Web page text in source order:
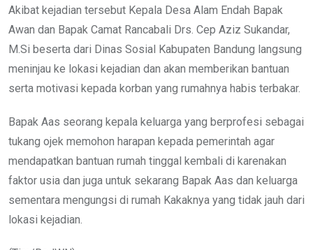
Akibat kejadian tersebut Kepala Desa Alam Endah Bapak
Awan dan Bapak Camat Rancabali Drs. Cep Aziz Sukandar,
M.Si beserta dari Dinas Sosial Kabupaten Bandung langsung
meninjau ke lokasi kejadian dan akan memberikan bantuan
serta motivasi kepada korban yang rumahnya habis terbakar.
Bapak Aas seorang kepala keluarga yang berprofesi sebagai
tukang ojek memohon harapan kepada pemerintah agar
mendapatkan bantuan rumah tinggal kembali di karenakan
faktor usia dan juga untuk sekarang Bapak Aas dan keluarga
sementara mengungsi di rumah Kakaknya yang tidak jauh dari
lokasi kejadian.